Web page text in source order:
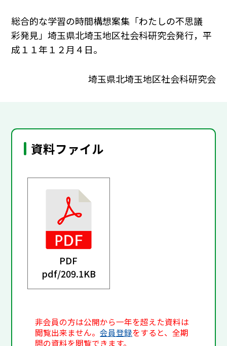
総合的な学習の時間構想案集「わたしの不思議
彩発見」埼玉県北埼玉地区社会科研究会発行，平
成１１年１２月４日。
埼玉県北埼玉地区社会科研究会
資料ファイル
PDF
pdf/209.1KB
非会員の方は公開から一年を超えた資料は
閲覧出来ません。会員登録をすると、全期
間の資料を閲覧できます。